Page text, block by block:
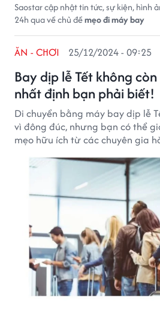
Saostar cập nhật tin tức, sự kiện, hình
24h qua về chủ đềmẹo đi máy bay
Bay dịp lễ Tết không
nhất định bạn phải biết!
ĂN - CHƠI 25/12/2024 - 09:25
Di chuyển bằng máy bay dịp lễ
vì đông đúc, nhưng bạn có thể
mẹo hữu ích từ các chuyên gia